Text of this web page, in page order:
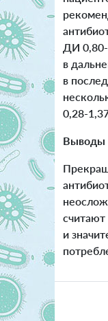
ДИ 0,80-
в
в
0,28-
Выводы
и